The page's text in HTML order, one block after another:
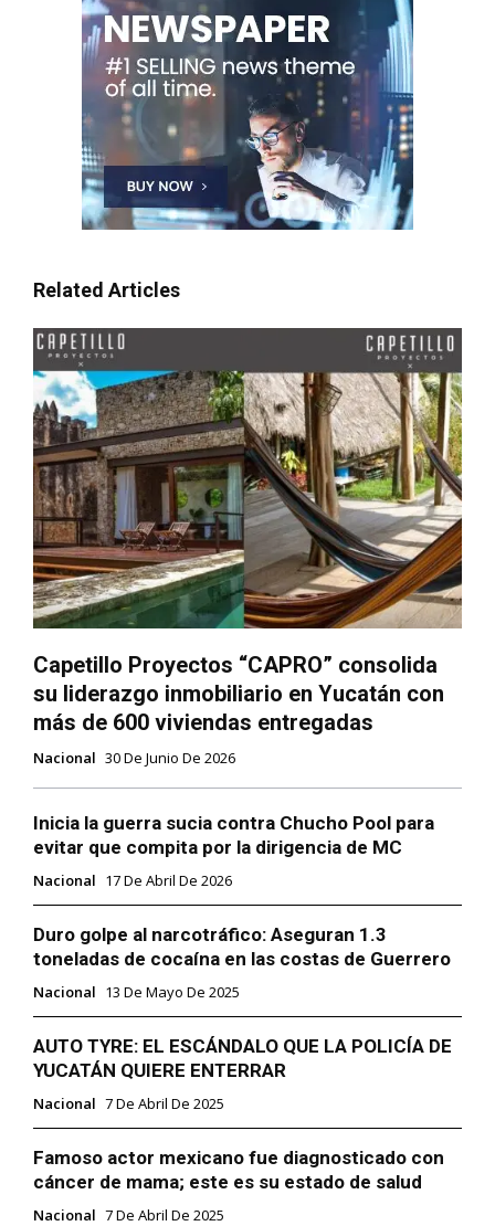
Related Articles
Capetillo Proyectos “CAPRO” consolida
su liderazgo inmobiliario en Yucatán con
más de 600 viviendas entregadas
Nacional 30 De Junio De 2026
Inicia la guerra sucia contra Chucho Pool para
evitar que compita por la dirigencia de MC
Nacional 17 De Abril De 2026
Duro golpe al narcotráfico: Aseguran 1.3
toneladas de cocaína en las costas de Guerrero
Nacional 13 De Mayo De 2025
AUTO TYRE: EL ESCÁNDALO QUE LA POLICÍA DE
YUCATÁN QUIERE ENTERRAR
Nacional 7 De Abril De 2025
Famoso actor mexicano fue diagnosticado con
cáncer de mama; este es su estado de salud
Nacional 7 De Abril De 2025